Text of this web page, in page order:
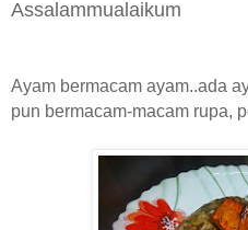
Assalammualaikum
Ayam bermacam ayam..ada
pun bermacam-macam rupa,